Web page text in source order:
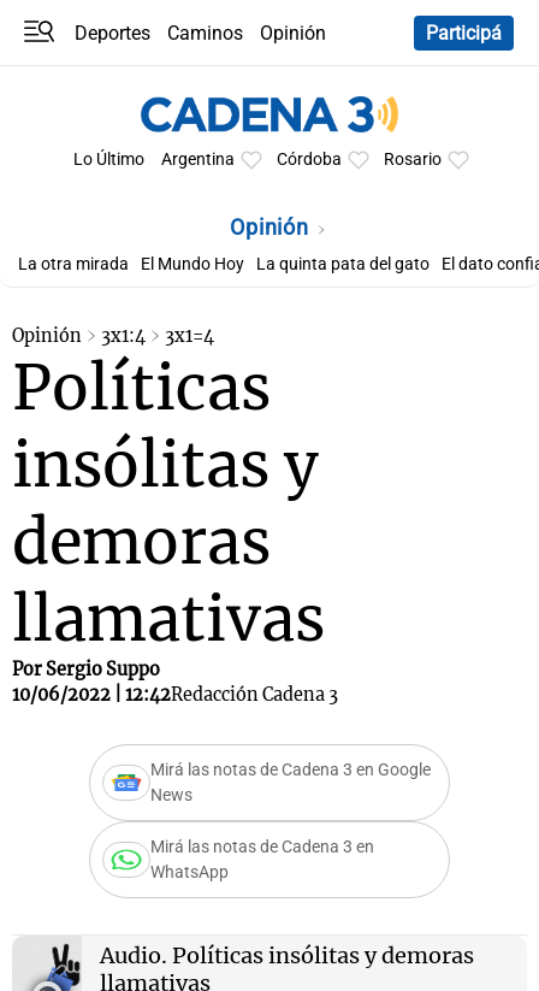
Deportes Caminos
Opinión
Participá
Lo Último Argentina Córdoba Rosario
Opinión
La otra mirada El Mundo Hoy La quinta pata del gato El dato
Opinión 3x1:4 3x1=4
Políticas
insólitas y
demoras
llamativas
Por Sergio Suppo
10/06/2022 | 12:42Redacción Cadena 3
Mirá las notas de Cadena 3 en Google
News
Mirá las notas de Cadena 3 en
WhatsApp
Audio. Políticas insólitas y demoras
llamativas